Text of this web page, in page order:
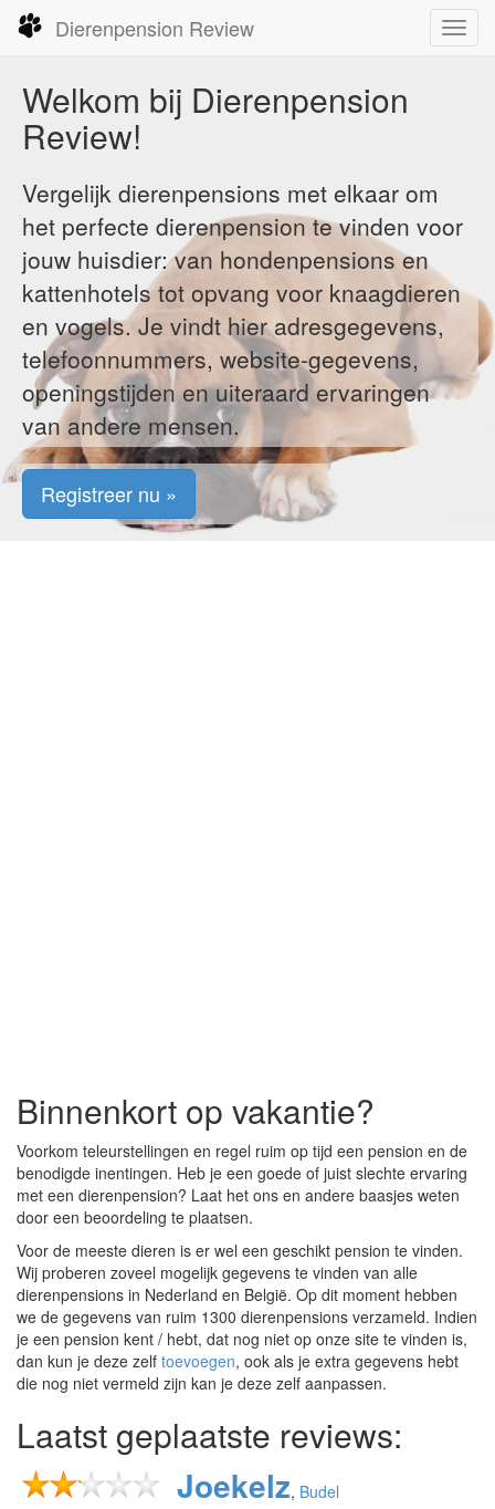
Dierenpension Review
Welkom bij Dierenpension
Review!
Vergelijk dierenpensions met elkaar om
het perfecte dierenpension te vinden voor
jouw huisdier: van hondenpensions en
kattenhotels tot opvang voor knaagdieren
en vogels. Je vindt hier adresgegevens,
telefoonnummers, website-gegevens,
openingstijden en uiteraard ervaringen
van andere mensen.
Registreer nu »
Binnenkort op vakantie?
Voorkom teleurstellingen en regel ruim op tijd een pension en de
benodigde inentingen. Heb je een goede of juist slechte ervaring
met een dierenpension? Laat het ons en andere baasjes weten
door een beoordeling te plaatsen.
Voor de meeste dieren is er wel een geschikt pension te vinden.
Wij proberen zoveel mogelijk gegevens te vinden van alle
dierenpensions in Nederland en België‎. Op dit moment hebben
we de gegevens van ruim 1300 dierenpensions verzameld. Indien
je een pension kent / hebt, dat nog niet op onze site te vinden is,
dan kun je deze zelf toevoegen, ook als je extra gegevens hebt
die nog niet vermeld zijn kan je deze zelf aanpassen.
Laatst geplaatste reviews:
Joekelz, Budel